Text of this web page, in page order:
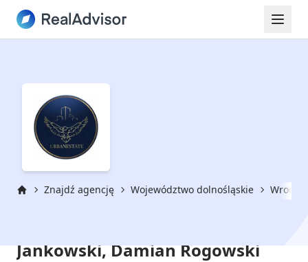
Znajdź agencję Województwo dolnośląskie
Jankowski, Damian Rogowski